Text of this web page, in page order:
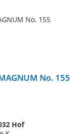
No. 155
Hof